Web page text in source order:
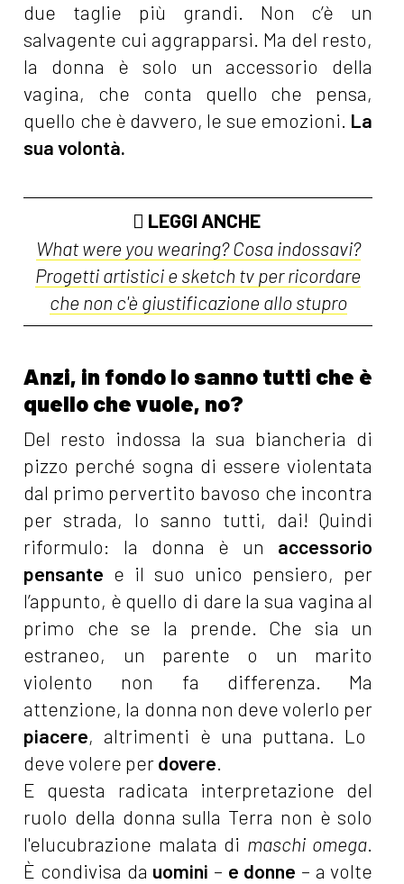
due taglie più grandi. Non c’è un
salvagente cui aggrapparsi. Ma del resto,
la donna è solo un accessorio della
vagina, che conta quello che pensa,
quello che è davvero, le sue emozioni. La
sua volontà.
LEGGI ANCHE
What were you wearing? Cosa indossavi?
Progetti artistici e sketch tv per ricordare
che non c'è giustificazione allo stupro
Anzi, in fondo lo sanno tutti che è
quello che vuole, no?
Del resto indossa la sua biancheria di
pizzo perché sogna di essere violentata
dal primo pervertito bavoso che incontra
per strada, lo sanno tutti, dai! Quindi
riformulo: la donna è un accessorio
pensante e il suo unico pensiero, per
l’appunto, è quello di dare la sua vagina al
primo che se la prende. Che sia un
estraneo, un parente o un marito
violento non fa differenza. Ma
attenzione, la donna non deve volerlo per
piacere, altrimenti è una puttana. Lo
deve volere per dovere.
E questa radicata interpretazione del
ruolo della donna sulla Terra non è solo
l'elucubrazione malata di maschi omega.
È condivisa da uomini – e donne – a volte